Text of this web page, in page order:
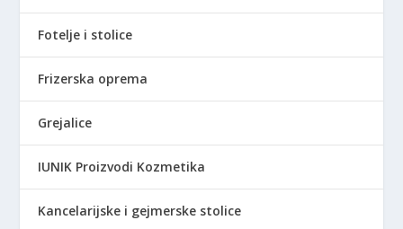
Fotelje i stolice
Frizerska oprema
Grejalice
IUNIK Proizvodi Kozmetika
Kancelarijske i gejmerske stolice